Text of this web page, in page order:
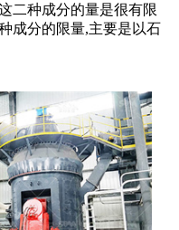
二种成分的量是很有限
成分的限量,主要是以石